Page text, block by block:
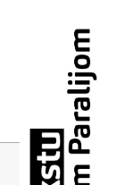
Vizualne
umjetnosti
Teatar